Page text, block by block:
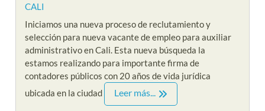
CALI
Iniciamos una nueva proceso de reclutamiento y
selección para nueva vacante de empleo para auxiliar
administrativo en Cali. Esta nueva búsqueda la
estamos realizando para importante firma de
contadores públicos con 20 años de vida jurídica
ubicada en la ciudad
Leer más...